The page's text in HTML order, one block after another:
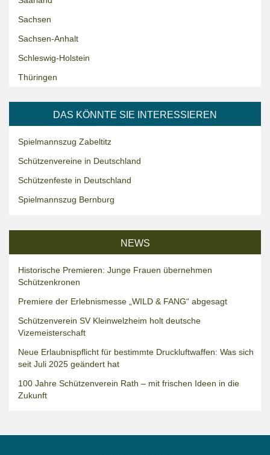
Sachsen
Sachsen-Anhalt
Schleswig-Holstein
Thüringen
DAS KÖNNTE SIE INTERESSIEREN
Spielmannszug Zabeltitz
Schützenvereine in Deutschland
Schützenfeste in Deutschland
Spielmannszug Bernburg
NEWS
Historische Premieren: Junge Frauen übernehmen
Schützenkronen
Premiere der Erlebnismesse „WILD & FANG“ abgesagt
Schützenverein SV Kleinwelzheim holt deutsche
Vizemeisterschaft
Neue Erlaubnispflicht für bestimmte Druckluftwaffen: Was sich
seit Juli 2025 geändert hat
100 Jahre Schützenverein Rath – mit frischen Ideen in die
Zukunft